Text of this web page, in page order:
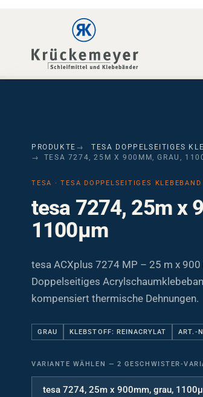
PRODUKTE
TESA DOPPELSEITIGES
TESA 7274, 25M X 900MM, GRAU,
tesa 7274, 25m x
1100µm
tesa ACXplus 7274 MP – 25 m x 900
Doppelseitiges
kompensiert thermische Dehnungen.
GRAU KLEBSTOFF: REINACRYLAT ART.-
VARIANTE WÄHLEN